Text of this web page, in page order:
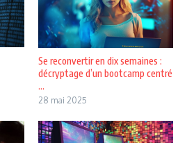
Se reconvertir en dix semaines :
décryptage d’un bootcamp centré
...
28 mai 2025